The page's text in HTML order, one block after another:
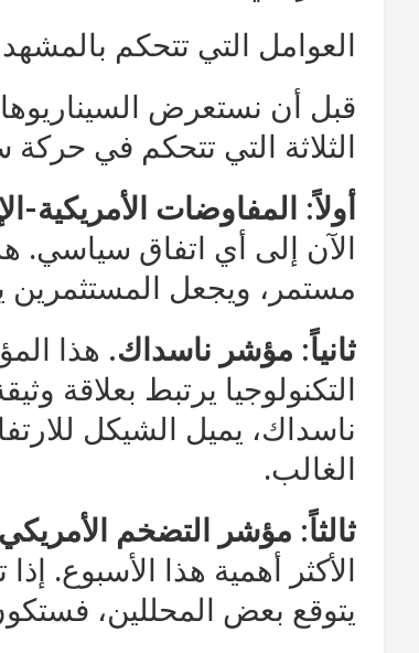
العوامل التي تتحكم بالمشهد
قبل أن نستعرض
الثلاثة التي تتحكم في
أولاً: المفاوضات الأمريكية-
الآن إلى أي اتفاق سياسي.
مستمر، ويجعل المستثمرين
ثانياً: مؤشر ناسداك. هذا
التكنولوجيا يرتبط بعلاقة
ناسداك، يميل الشيكل
الغالب.
ثالثاً: مؤشر التضخم
يتوقع بعض المحللين،